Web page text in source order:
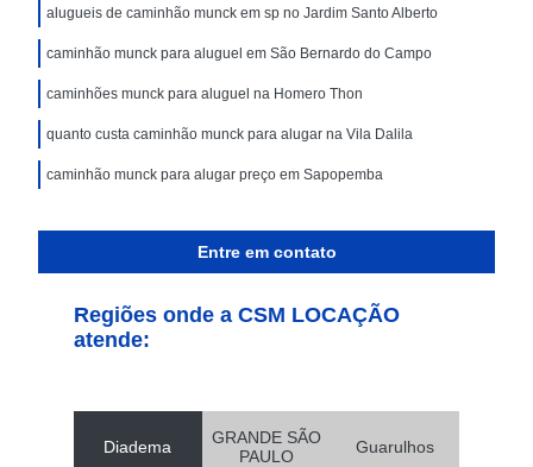
alugueis de caminhão munck em sp no Jardim Santo Alberto
caminhão munck para aluguel em São Bernardo do Campo
caminhões munck para aluguel na Homero Thon
quanto custa caminhão munck para alugar na Vila Dalila
caminhão munck para alugar preço em Sapopemba
Entre em contato
Regiões onde a CSM LOCAÇÃO
atende:
Diadema
GRANDE SÃO
PAULO
Guarulhos